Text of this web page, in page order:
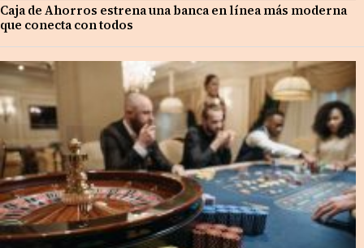
Caja de Ahorros estrena una banca en línea más moderna
que conecta con todos